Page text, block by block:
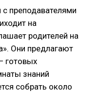
преподавателями
на
родителей на
Они предлагают
готовых
знаний
собрать около